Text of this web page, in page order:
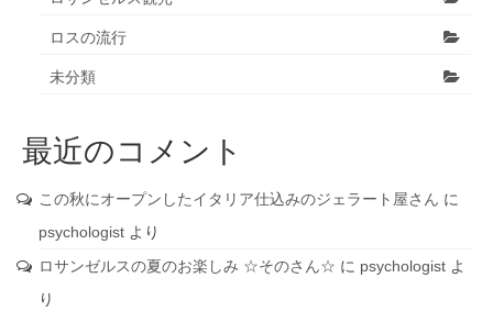
ロスの流行
未分類
最近のコメント
この秋にオープンしたイタリア仕込みのジェラート屋さん に
psychologist より
ロサンゼルスの夏のお楽しみ ☆そのさん☆ に psychologist よ
り